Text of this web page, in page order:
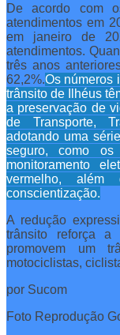
De acordo com
atendimentos em
em janeiro de
atendimentos.
três anos
62,2%.Os números
trânsito de Ilhéus
a preservação de
de Transporte,
adotando uma
seguro, como
monitoramento
vermelho,
conscientização.
A redução
trânsito reforça
promovem um
motociclistas,
por Sucom
Foto Reprodução